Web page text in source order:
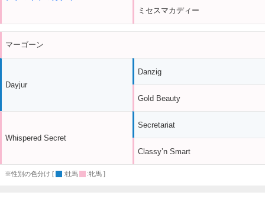
ミセスマカディー
マーゴーン
Dayjur
Whispered Secret
Danzig
Gold Beauty
Secretariat
Classy’n Smart
※性別の色分け [ :牡馬 :牝馬 ]